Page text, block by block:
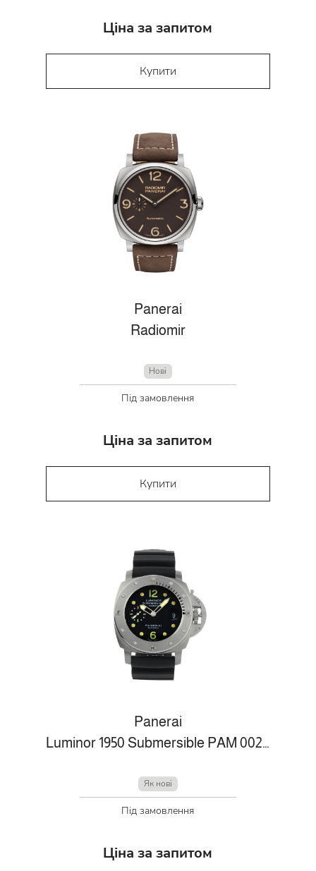
Ціна за запитом
Купити
Panerai
Radiomir
Нові
Під замовлення
Ціна за запитом
Купити
Panerai
Luminor 1950 Submersible PAM 00243
Як нові
Під замовлення
Ціна за запитом